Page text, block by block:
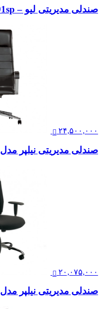
صندلی مدیریتی لیو – I91sp
۲۴,۵۰۰,۰۰۰
صندلی مدیریتی نیلپر مدل OCM969Mi
۲۰,۰۷۵,۰۰۰
صندلی مدیریتی نیلپر مدل OCT 712T